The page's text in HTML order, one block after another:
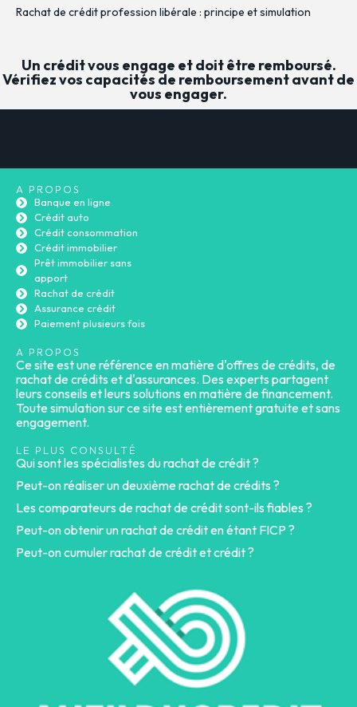
Rachat de crédit profession libérale : principe et simulation
Un crédit vous engage et doit être remboursé.
Vérifiez vos capacités de remboursement avant de
vous engager.
A PROPOS
Banque en ligne
Crédit auto
Crédit consommation
Crédit immobilier
Prêt immobilier sans
apport
Rachat de crédit
Assurance crédit
Paiement plusieurs fois
A PROPOS
Ce site est une référence en matière d'offres de crédits, de
rachat de crédits et d'assurances. Des experts partagent
leurs conseils et leurs solutions en matière de financement.
Toute simulation sur ce site est entièrement gratuite et sans
engagement.
LE PLUS CONSULTÉ
Qui sont les spécialistes du rachat de crédit ?
Peut-on réaliser un deuxième rachat de crédits ?
Les comparateurs de rachat de crédit sont-ils fiables ?
Peut-on obtenir un rachat de crédit en étant FICP ?
Peut-on cumuler rachat de crédit et crédit ?